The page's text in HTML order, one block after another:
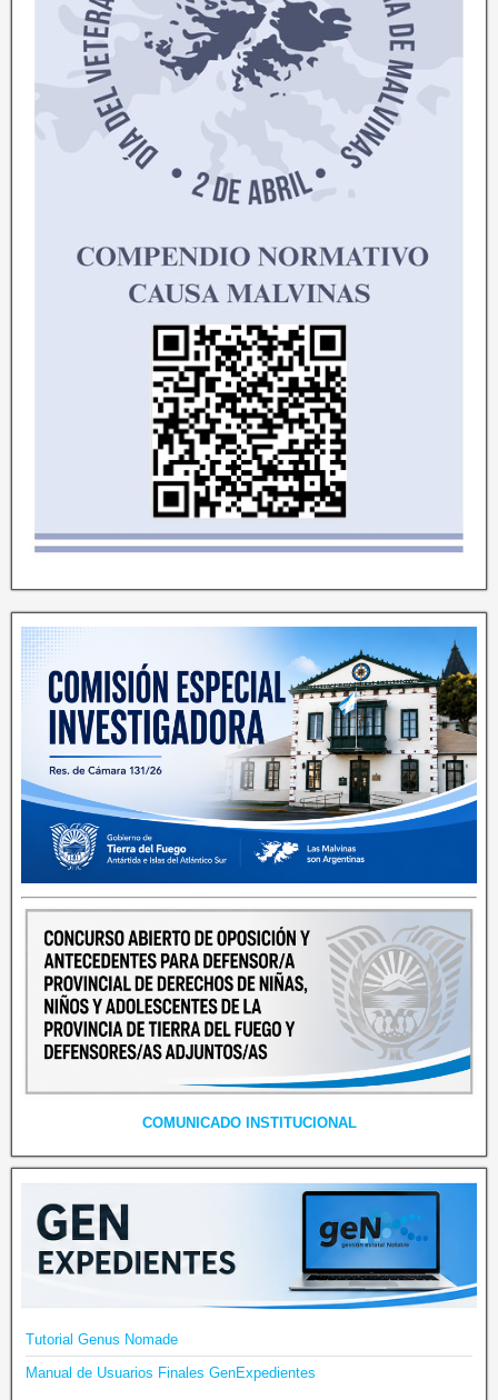
COMUNICADO INSTITUCIONAL
Tutorial Genus Nomade
Manual de Usuarios Finales GenExpedientes